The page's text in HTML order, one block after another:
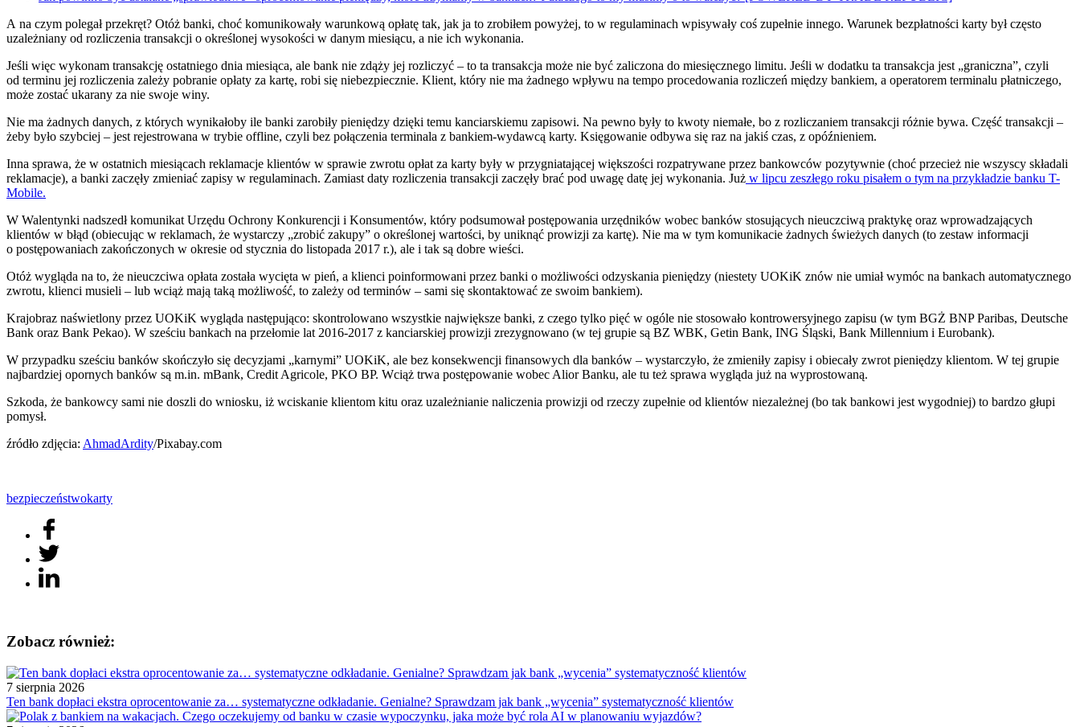
A na czym polegał przekręt? Otóż banki, choć komunikowały warunkową opłatę tak, jak ja to zrobiłem powyżej, to w regulaminach wpisywały coś zupełnie innego. Warunek bezpłatności karty był często
uzależniany od rozliczenia transakcji o określonej wysokości w danym miesiącu, a nie ich wykonania.
Jeśli więc wykonam transakcję ostatniego dnia miesiąca, ale bank nie zdąży jej rozliczyć – to ta transakcja może nie być zaliczona do miesięcznego limitu. Jeśli w dodatku ta transakcja jest „graniczna”, czyli
od terminu jej rozliczenia zależy pobranie opłaty za kartę, robi się niebezpiecznie. Klient, który nie ma żadnego wpływu na tempo procedowania rozliczeń między bankiem, a operatorem terminalu płatniczego,
może zostać ukarany za nie swoje winy.
Nie ma żadnych danych, z których wynikałoby ile banki zarobiły pieniędzy dzięki temu kanciarskiemu zapisowi. Na pewno były to kwoty niemałe, bo z rozliczaniem transakcji różnie bywa. Część transakcji –
żeby było szybciej – jest rejestrowana w trybie offline, czyli bez połączenia terminala z bankiem-wydawcą karty. Księgowanie odbywa się raz na jakiś czas, z opóźnieniem.
Inna sprawa, że w ostatnich miesiącach reklamacje klientów w sprawie zwrotu opłat za karty były w przygniatającej większości rozpatrywane przez bankowców pozytywnie (choć przecież nie wszyscy składali
reklamacje), a banki zaczęły zmieniać zapisy w regulaminach. Zamiast daty rozliczenia transakcji zaczęły brać pod uwagę datę jej wykonania. Już w lipcu zeszłego roku pisałem o tym na przykładzie banku T-
Mobile.
W Walentynki nadszedł komunikat Urzędu Ochrony Konkurencji i Konsumentów, który podsumował postępowania urzędników wobec banków stosujących nieuczciwą praktykę oraz wprowadzających
klientów w błąd (obiecując w reklamach, że wystarczy „zrobić zakupy” o określonej wartości, by uniknąć prowizji za kartę). Nie ma w tym komunikacie żadnych świeżych danych (to zestaw informacji
o postępowaniach zakończonych w okresie od stycznia do listopada 2017 r.), ale i tak są dobre wieści.
Otóż wygląda na to, że nieuczciwa opłata została wycięta w pień, a klienci poinformowani przez banki o możliwości odzyskania pieniędzy (niestety UOKiK znów nie umiał wymóc na bankach automatycznego
zwrotu, klienci musieli – lub wciąż mają taką możliwość, to zależy od terminów – sami się skontaktować ze swoim bankiem).
Krajobraz naświetlony przez UOKiK wygląda następująco: skontrolowano wszystkie największe banki, z czego tylko pięć w ogóle nie stosowało kontrowersyjnego zapisu (w tym BGŻ BNP Paribas, Deutsche
Bank oraz Bank Pekao). W sześciu bankach na przełomie lat 2016-2017 z kanciarskiej prowizji zrezygnowano (w tej grupie są BZ WBK, Getin Bank, ING Śląski, Bank Millennium i Eurobank).
W przypadku sześciu banków skończyło się decyzjami „karnymi” UOKiK, ale bez konsekwencji finansowych dla banków – wystarczyło, że zmieniły zapisy i obiecały zwrot pieniędzy klientom. W tej grupie
najbardziej opornych banków są m.in. mBank, Credit Agricole, PKO BP. Wciąż trwa postępowanie wobec Alior Banku, ale tu też sprawa wygląda już na wyprostowaną.
Szkoda, że bankowcy sami nie doszli do wniosku, iż wciskanie klientom kitu oraz uzależnianie naliczenia prowizji od rzeczy zupełnie od klientów niezależnej (bo tak bankowi jest wygodniej) to bardzo głupi
pomysł.
źródło zdjęcia: AhmadArdity/Pixabay.com
bezpieczeństwokarty
Zobacz również:
7 sierpnia 2026
Ten bank dopłaci ekstra oprocentowanie za… systematyczne odkładanie. Genialne? Sprawdzam jak bank „wycenia” systematyczność klientów